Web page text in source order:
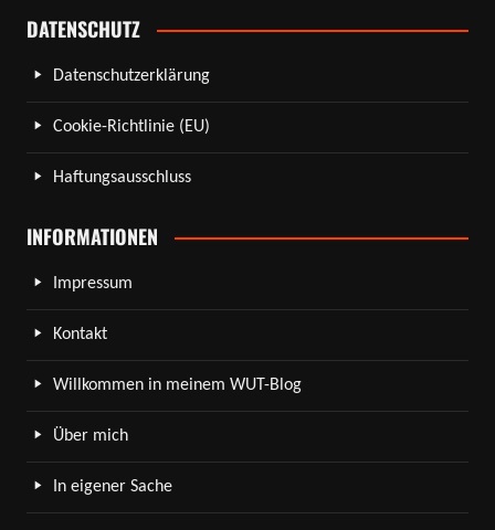
DATENSCHUTZ
Datenschutzerklärung
Cookie-Richtlinie (EU)
Haftungsausschluss
INFORMATIONEN
Impressum
Kontakt
Willkommen in meinem WUT-Blog
Über mich
In eigener Sache